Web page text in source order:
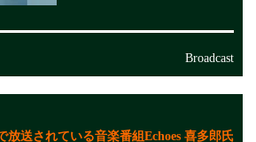
Broadcast
放送されている音楽番組Echoes 喜多郎氏